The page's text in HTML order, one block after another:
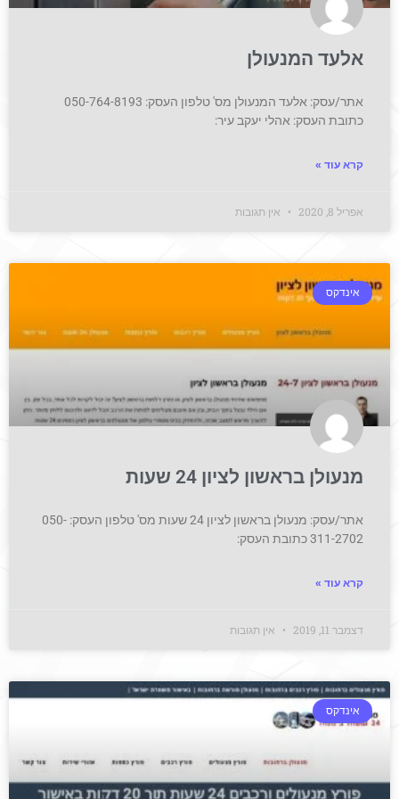
אלעד המנעולן
אתר/עסק: אלעד המנעולן מס' טלפון העסק: 050-764-8193
כתובת העסק: אהלי יעקב עיר:
קרא עוד »
אפריל 8, 2020 אין תגובות
אינדקס
מנעולן בראשון לציון 24 שעות
אתר/עסק: מנעולן בראשון לציון 24 שעות מס' טלפון העסק: 050-
311-2702 כתובת העסק:
קרא עוד »
דצמבר 11, 2019 אין תגובות
אינדקס